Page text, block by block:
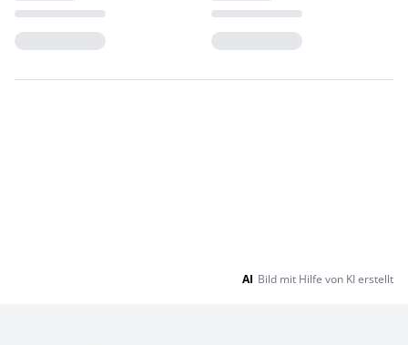
AI Bild mit Hilfe von KI erstellt